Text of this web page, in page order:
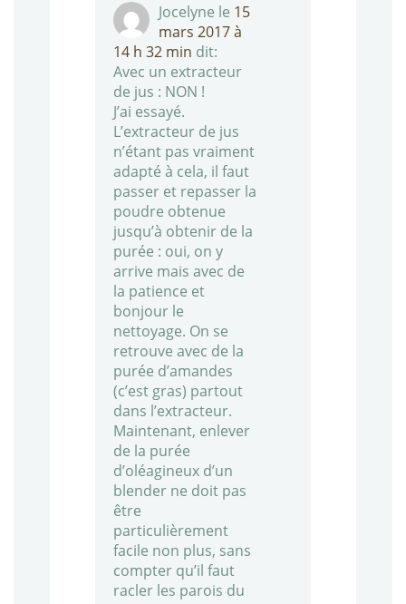
Jocelyne le 15
mars 2017 à
14 h 32 min dit:
Avec un extracteur
de jus : NON !
J’ai essayé.
L’extracteur de jus
n’étant pas vraiment
adapté à cela, il faut
passer et repasser la
poudre obtenue
jusqu’à obtenir de la
purée : oui, on y
arrive mais avec de
la patience et
bonjour le
nettoyage. On se
retrouve avec de la
purée d’amandes
(c’est gras) partout
dans l’extracteur.
Maintenant, enlever
de la purée
d’oléagineux d’un
blender ne doit pas
être
particulièrement
facile non plus, sans
compter qu’il faut
racler les parois du